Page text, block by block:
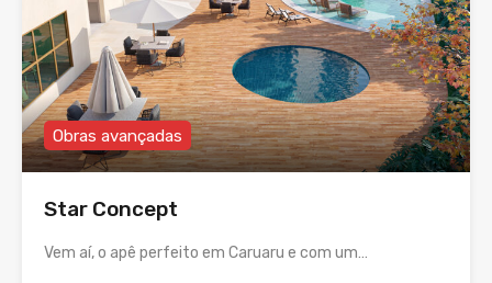
Obras avançadas
Star Concept
Vem aí, o apê perfeito em Caruaru e com um…